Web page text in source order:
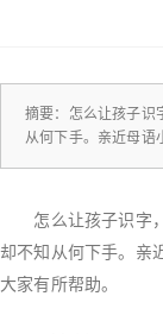
摘要：怎么让孩子识
从何下手。亲近母语
怎么让孩子识字，
却不知从何下手。亲
大家有所帮助。